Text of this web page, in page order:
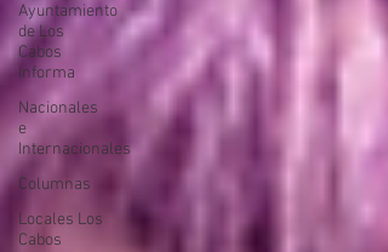
Ayuntamiento
de Los
Cabos
Informa
Nacionales
e
Internacionales
Columnas
Locales Los
Cabos